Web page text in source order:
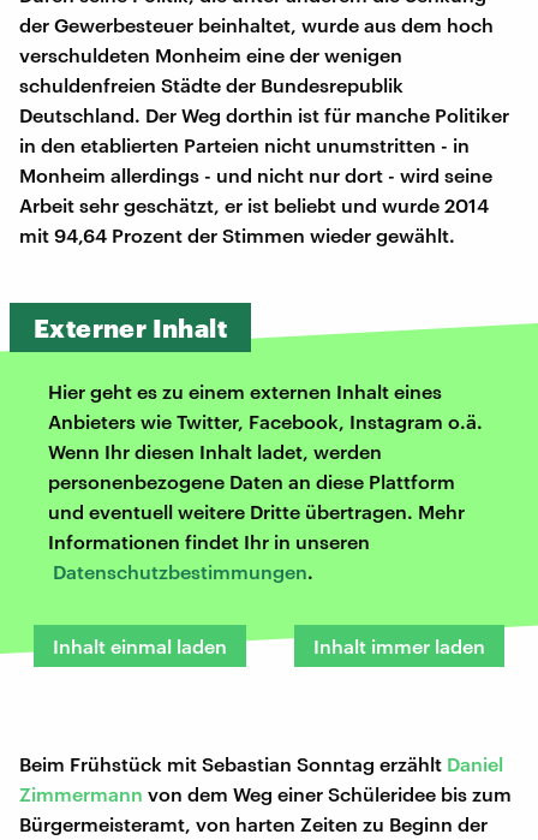
der Gewerbesteuer beinhaltet, wurde aus dem hoch
verschuldeten Monheim eine der wenigen
schuldenfreien Städte der Bundesrepublik
Deutschland. Der Weg dorthin ist für manche Politiker
in den etablierten Parteien nicht unumstritten - in
Monheim allerdings - und nicht nur dort - wird seine
Arbeit sehr geschätzt, er ist beliebt und wurde 2014
mit 94,64 Prozent der Stimmen wieder gewählt.
Externer Inhalt
Hier geht es zu einem externen Inhalt eines
Anbieters wie Twitter, Facebook, Instagram o.ä.
Wenn Ihr diesen Inhalt ladet, werden
personenbezogene Daten an diese Plattform
und eventuell weitere Dritte übertragen. Mehr
Informationen findet Ihr in unseren
Datenschutzbestimmungen.
Inhalt einmal laden Inhalt immer laden
Beim Frühstück mit Sebastian Sonntag erzählt Daniel
Zimmermann von dem Weg einer Schüleridee bis zum
Bürgermeisteramt, von harten Zeiten zu Beginn der